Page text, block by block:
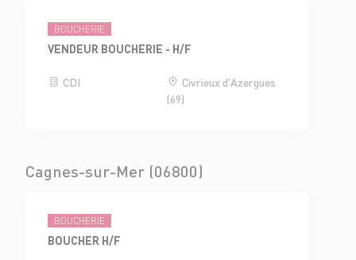
BOUCHERIE
VENDEUR BOUCHERIE - H/F
CDI
Civrieux d'Azergues
(69)
Cagnes-sur-Mer (06800)
BOUCHERIE
BOUCHER H/F